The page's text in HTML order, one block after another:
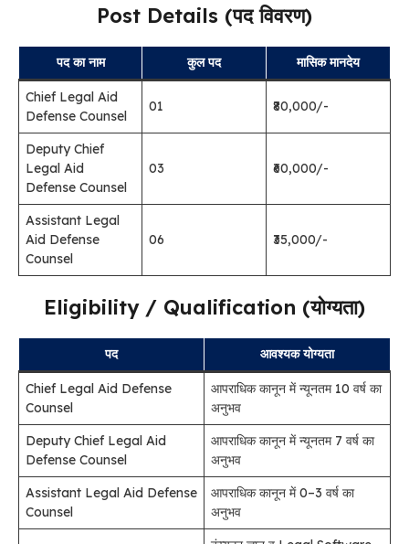
Post Details (पद विवरण)
पद का नाम कुल पद मासिक मानदेय
Chief Legal Aid
Defense Counsel
01 ₹80,000/-
Deputy Chief
Legal Aid
Defense Counsel
03 ₹60,000/-
Assistant Legal
Aid Defense
Counsel
06 ₹35,000/-
Eligibility / Qualification (योग्यता)
पद आवश्यक योग्यता
Chief Legal Aid Defense
Counsel
आपराधिक कानून में न्यूनतम 10 वर्ष का
अनुभव
Deputy Chief Legal Aid
Defense Counsel
आपराधिक कानून में न्यूनतम 7 वर्ष का
अनुभव
Assistant Legal Aid Defense
Counsel
आपराधिक कानून में 0–3 वर्ष का
अनुभव